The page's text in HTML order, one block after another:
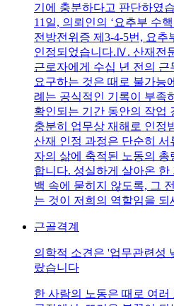
기에 충분하다고 판단하였
11일, 의뢰인의 ‘요추부 수
전방전위증 제3-4-5번, 요추
인정되었습니다.Ⅳ. 산재전
근로자에게 수십 년 전의
요구하는 것은 때로 불가능
례는 공식적인 기록이 부족
확인되는 기간 동안의 작업
충분히 업무상 재해로 인정
산재 인정 과정은 단순히
자의 삶에 축적된 노동의
합니다. 성실하게 살아온
백 속에 묻히지 않도록, 그
는 것이 저희의 역할임을 되
근골격계
의학적 소견은 '업무관련성
랐습니다
한 사람의 노동은 때로 여